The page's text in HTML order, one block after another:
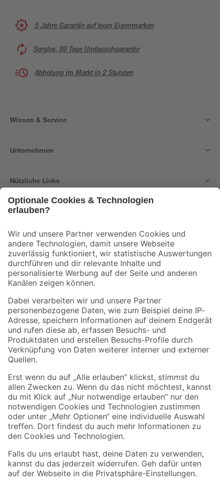
5 Jahre Garantie auf toom Eigenmarken
Sorglos, 90 Tage Umtauschgarantie
Abholung im Markt in 2 Stunden
Wissen & Service
Unternehmen
Nützliche Links
Der toom Newsletter: Keine Angebote und Aktionen mehr verpassen!
Zur Newsletter Anmeldung
Folge uns
Zahlungsarten Versandarten
Sicher einkaufen
Jetzt die toom-App herunterladen
Alle Preisangaben in EUR inkl. gesetzl. MwSt.. Die dargestellten Angebote sind unter
Umständen nicht in allen Märkten verfügbar. Die angegebenen Verfügbarkeiten beziehen